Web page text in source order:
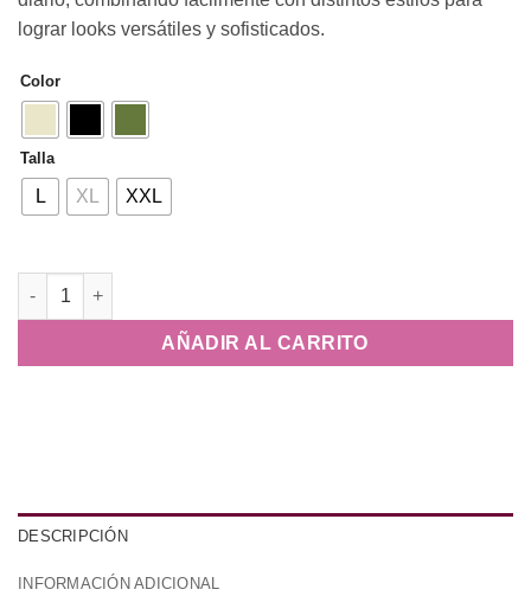
lograr looks versátiles y sofisticados.
Color
Talla
L XL XXL
Pantalón Bomba cantidad
AÑADIR AL CARRITO
DESCRIPCIÓN
INFORMACIÓN ADICIONAL